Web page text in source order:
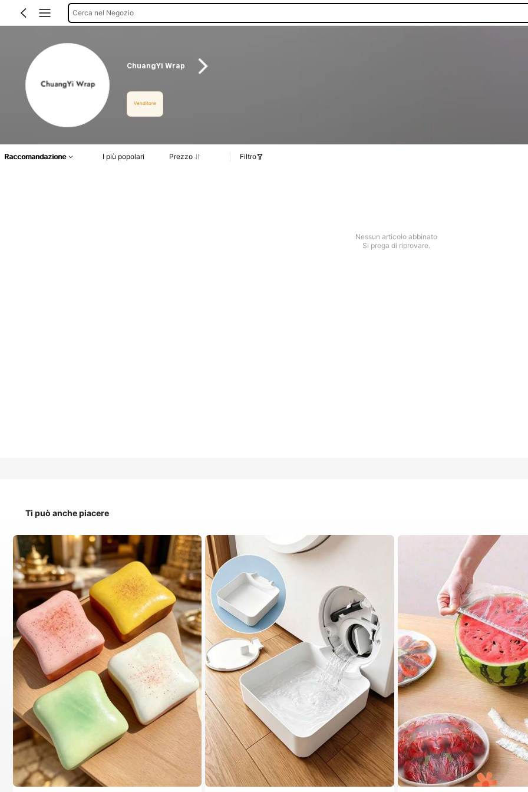
Cerca nel Negozio
ChuangYi Wrap
Venditore
Raccomandazione I più popolari Prezzo Filtro
Nessun articolo abbinato
Si prega di riprovare.
Ti può anche piacere